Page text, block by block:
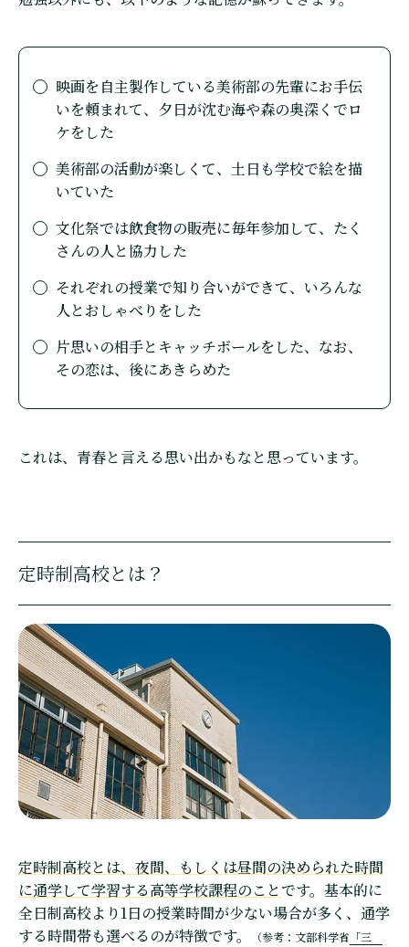
映画を自主製作している美術部の先輩にお手伝
いを頼まれて、夕日が沈む海や森の奥深くでロ
ケをした
美術部の活動が楽しくて、土日も学校で絵を描
いていた
文化祭では飲食物の販売に毎年参加して、たく
さんの人と協力した
それぞれの授業で知り合いができて、いろんな
人とおしゃべりをした
片思いの相手とキャッチボールをした、なお、
その恋は、後にあきらめた
これは、青春と言える思い出かもなと思っています。
定時制高校とは？
定時制高校とは、夜間、もしくは昼間の決められた時間
に通学して学習する高等学校課程のことです。基本的に
全日制高校より1日の授業時間が少ない場合が多く、通学
する時間帯も選べるのが特徴です。
（参考：文部科学省 「三